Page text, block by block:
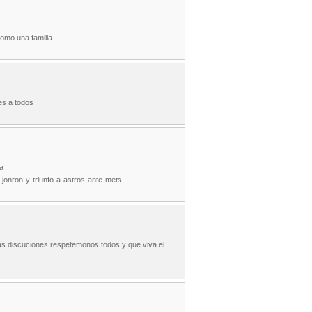
una familia
a todos
y-triunfo-a-astros-ante-mets
discuciones respetemonos todos y que viva el